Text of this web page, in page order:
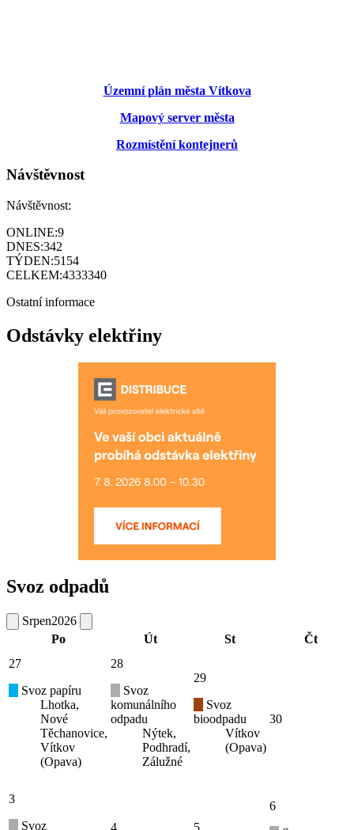
Územní plán města Vítkova
Mapový server města
Rozmístění kontejnerů
Návštěvnost
Návštěvnost:
ONLINE:9
DNES:342
TÝDEN:5154
CELKEM:4333340
Ostatní informace
Odstávky elektřiny
Svoz odpadů
Srpen2026
Po
Út St
Čt
27
Svoz papíru
Lhotka,
Nové
Těchanovice,
Vítkov
(Opava)
28
Svoz
komunálního
odpadu
Nýtek,
Podhradí,
Zálužné
29
Svoz
bioodpadu
Vítkov
(Opava)
30
3
Svoz
4 5
6